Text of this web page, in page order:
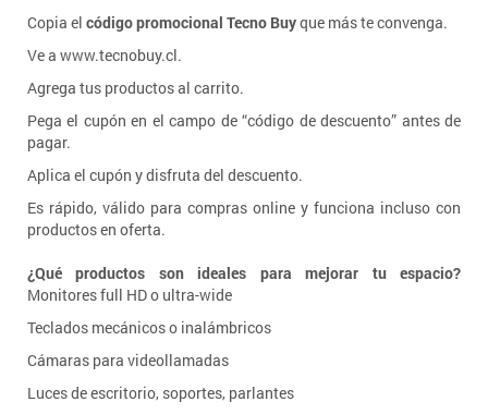
Copia el código promocional Tecno Buyque más te convenga.
Ve a www.tecnobuy.cl.
Agrega tus productos al carrito.
Pega el cupón en el campo de “código de descuento” antes de
pagar.
Aplica el cupón y disfruta del descuento.
Es rápido, válido para compras online y funciona incluso con
productos en oferta.
¿Qué productos son ideales para mejorar tu espacio?
Monitores full HD o ultra-wide
Teclados mecánicos o inalámbricos
Cámaras para videollamadas
Luces de escritorio, soportes, parlantes